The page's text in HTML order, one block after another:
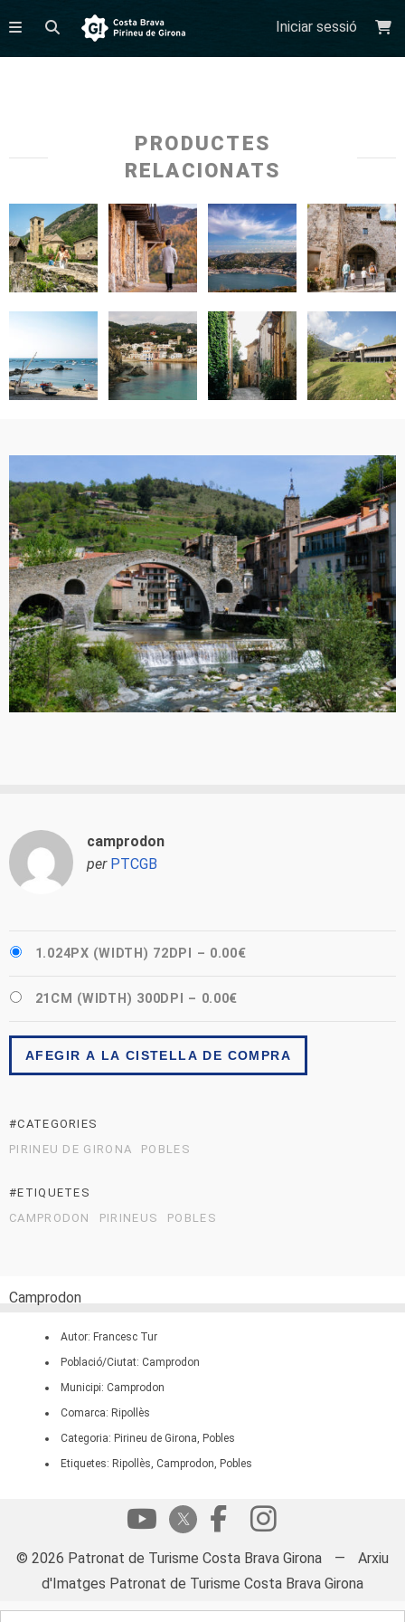
Iniciar sessió
PRODUCTES
RELACIONATS
camprodon
per PTCGB
1.024PX (WIDTH) 72DPI – 0.00€
21CM (WIDTH) 300DPI – 0.00€
AFEGIR A LA CISTELLA DE COMPRA
#CATEGORIES
PIRINEU DE GIRONA
POBLES
#ETIQUETES
CAMPRODON
PIRINEUS POBLES
Camprodon
Autor: Francesc Tur
Població/Ciutat: Camprodon
Municipi: Camprodon
Comarca: Ripollès
Categoria: Pirineu de Girona, Pobles
Etiquetes: Ripollès, Camprodon, Pobles
© 2026 Patronat de Turisme Costa Brava Girona —
Arxiu
d'Imatges Patronat de Turisme Costa Brava Girona